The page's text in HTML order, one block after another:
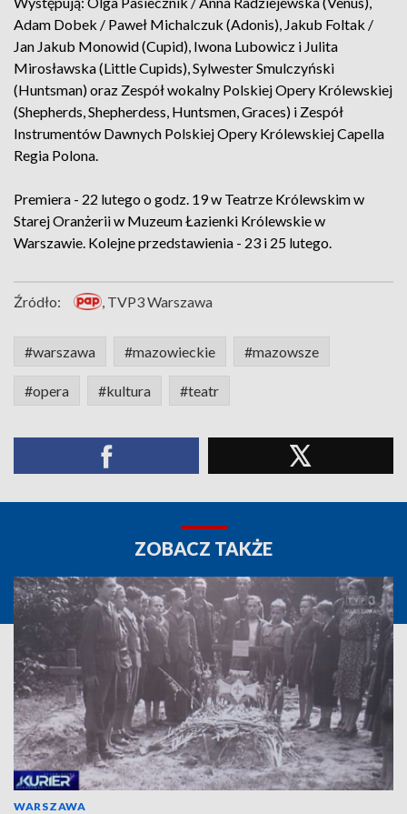
Adam Dobek / Paweł Michalczuk (Adonis), Jakub Foltak /
Jan Jakub Monowid (Cupid), Iwona Lubowicz i Julita
Mirosławska (Little Cupids), Sylwester Smulczyński
(Huntsman) oraz Zespół wokalny Polskiej Opery Królewskiej
(Shepherds, Shepherdess, Huntsmen, Graces) i Zespół
Instrumentów Dawnych Polskiej Opery Królewskiej Capella
Regia Polona.
Premiera - 22 lutego o godz. 19 w Teatrze Królewskim w
Starej Oranżerii w Muzeum Łazienki Królewskie w
Warszawie. Kolejne przedstawienia - 23 i 25 lutego.
Źródło: , TVP3 Warszawa
#warszawa #mazowieckie #mazowsze
#opera #kultura #teatr
ZOBACZ TAKŻE
WARSZAWA